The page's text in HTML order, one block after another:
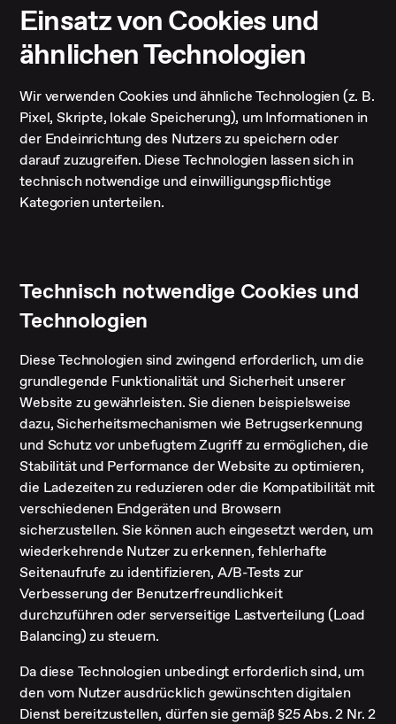
Einsatz von Cookies und
ähnlichen Technologien
Wir verwenden Cookies und ähnliche Technologien (z. B.
Pixel, Skripte, lokale Speicherung), um Informationen in
der Endeinrichtung des Nutzers zu speichern oder
darauf zuzugreifen. Diese Technologien lassen sich in
technisch notwendige und einwilligungspflichtige
Kategorien unterteilen.
Technisch notwendige Cookies und
Technologien
Diese Technologien sind zwingend erforderlich, um die
grundlegende Funktionalität und Sicherheit unserer
Website zu gewährleisten. Sie dienen beispielsweise
dazu, Sicherheitsmechanismen wie Betrugserkennung
und Schutz vor unbefugtem Zugriff zu ermöglichen, die
Stabilität und Performance der Website zu optimieren,
die Ladezeiten zu reduzieren oder die Kompatibilität mit
verschiedenen Endgeräten und Browsern
sicherzustellen. Sie können auch eingesetzt werden, um
wiederkehrende Nutzer zu erkennen, fehlerhafte
Seitenaufrufe zu identifizieren, A/B-Tests zur
Verbesserung der Benutzerfreundlichkeit
durchzuführen oder serverseitige Lastverteilung (Load
Balancing) zu steuern.
Da diese Technologien unbedingt erforderlich sind, um
den vom Nutzer ausdrücklich gewünschten digitalen
Dienst bereitzustellen, dürfen sie gemäß §25 Abs. 2 Nr. 2